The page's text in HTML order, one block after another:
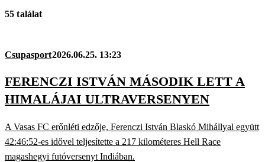
55 találat
Csupasport2026.06.25. 13:23
FERENCZI ISTVÁN MÁSODIK LETT A
HIMALÁJAI ULTRAVERSENYEN
A Vasas FC erőnléti edzője, Ferenczi István Blaskó Mihállyal együtt
42:46:52-es idővel teljesítette a 217 kilométeres Hell Race
magashegyi futóversenyt Indiában.